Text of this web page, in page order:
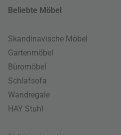
Beliebte Möbel
Skandinavische Möbel
Gartenmöbel
Büromöbel
Schlafsofa
Wandregale
HAY Stuhl